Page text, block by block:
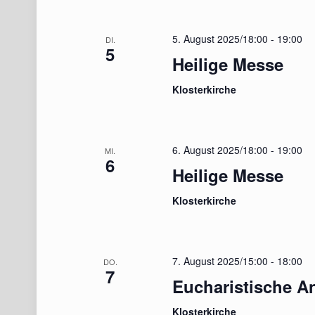
DI.
5
5. August 2025/18:00 - 19:00
Heilige Messe
Klosterkirche
MI.
6
6. August 2025/18:00 - 19:00
Heilige Messe
Klosterkirche
DO.
7
7. August 2025/15:00 - 18:00
Eucharistische
Klosterkirche